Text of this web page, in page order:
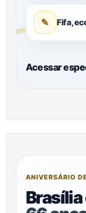
✎ Fifa,
Acessar
ANIVERSÁRIO